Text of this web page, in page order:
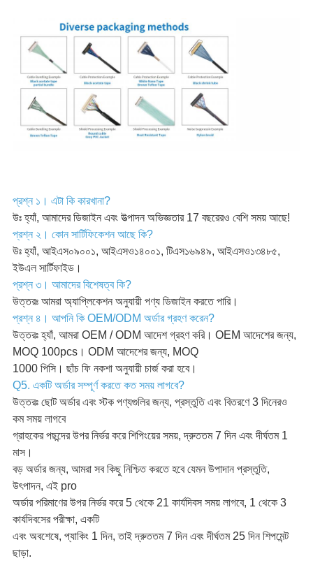
প্রশ্ন ১। এটা কি কারখানা?
উঃ হ্যাঁ, আমাদের ডিজাইন এবং উত্পাদন অভিজ্ঞতার 17 বছরেরও বেশি সময় আছে!
প্রশ্ন ২। কোন সার্টিফিকেশন আছে কি?
উঃ হ্যাঁ, আইএস০৯০০১, আইএসও১৪০০১, টিএস১৬৯৪৯, আইএসও১৩৪৮৫,
ইউএল সার্টিফাইড।
প্রশ্ন ৩। আমাদের বিশেষত্ব কি?
উত্তরঃ আমরা অ্যাপ্লিকেশন অনুযায়ী পণ্য ডিজাইন করতে পারি।
প্রশ্ন ৪। আপনি কি OEM/ODM অর্ডার গ্রহণ করেন?
উত্তরঃ হ্যাঁ, আমরা OEM / ODM আদেশ গ্রহণ করি। OEM আদেশের জন্য,
MOQ 100pcs। ODM আদেশের জন্য, MOQ
1000 পিসি। ছাঁচ ফি নকশা অনুযায়ী চার্জ করা হবে।
Q5. একটি অর্ডার সম্পূর্ণ করতে কত সময় লাগবে?
উত্তরঃ ছোট অর্ডার এবং স্টক পণ্যগুলির জন্য, প্রস্তুতি এবং বিতরণে 3 দিনেরও
কম সময় লাগবে
গ্রাহকের পছন্দের উপর নির্ভর করে শিপিংয়ের সময়, দ্রুততম 7 দিন এবং দীর্ঘতম 1
মাস।
বড় অর্ডার জন্য, আমরা সব কিছু নিশ্চিত করতে হবে যেমন উপাদান প্রস্তুতি,
উৎপাদন, এই pro
অর্ডার পরিমাণের উপর নির্ভর করে 5 থেকে 21 কার্যদিবস সময় লাগবে, 1 থেকে 3
কার্যদিবসের পরীক্ষা, একটি
এবং অবশেষে, প্যাকিং 1 দিন, তাই দ্রুততম 7 দিন এবং দীর্ঘতম 25 দিন শিপমেন্ট
ছাড়া.